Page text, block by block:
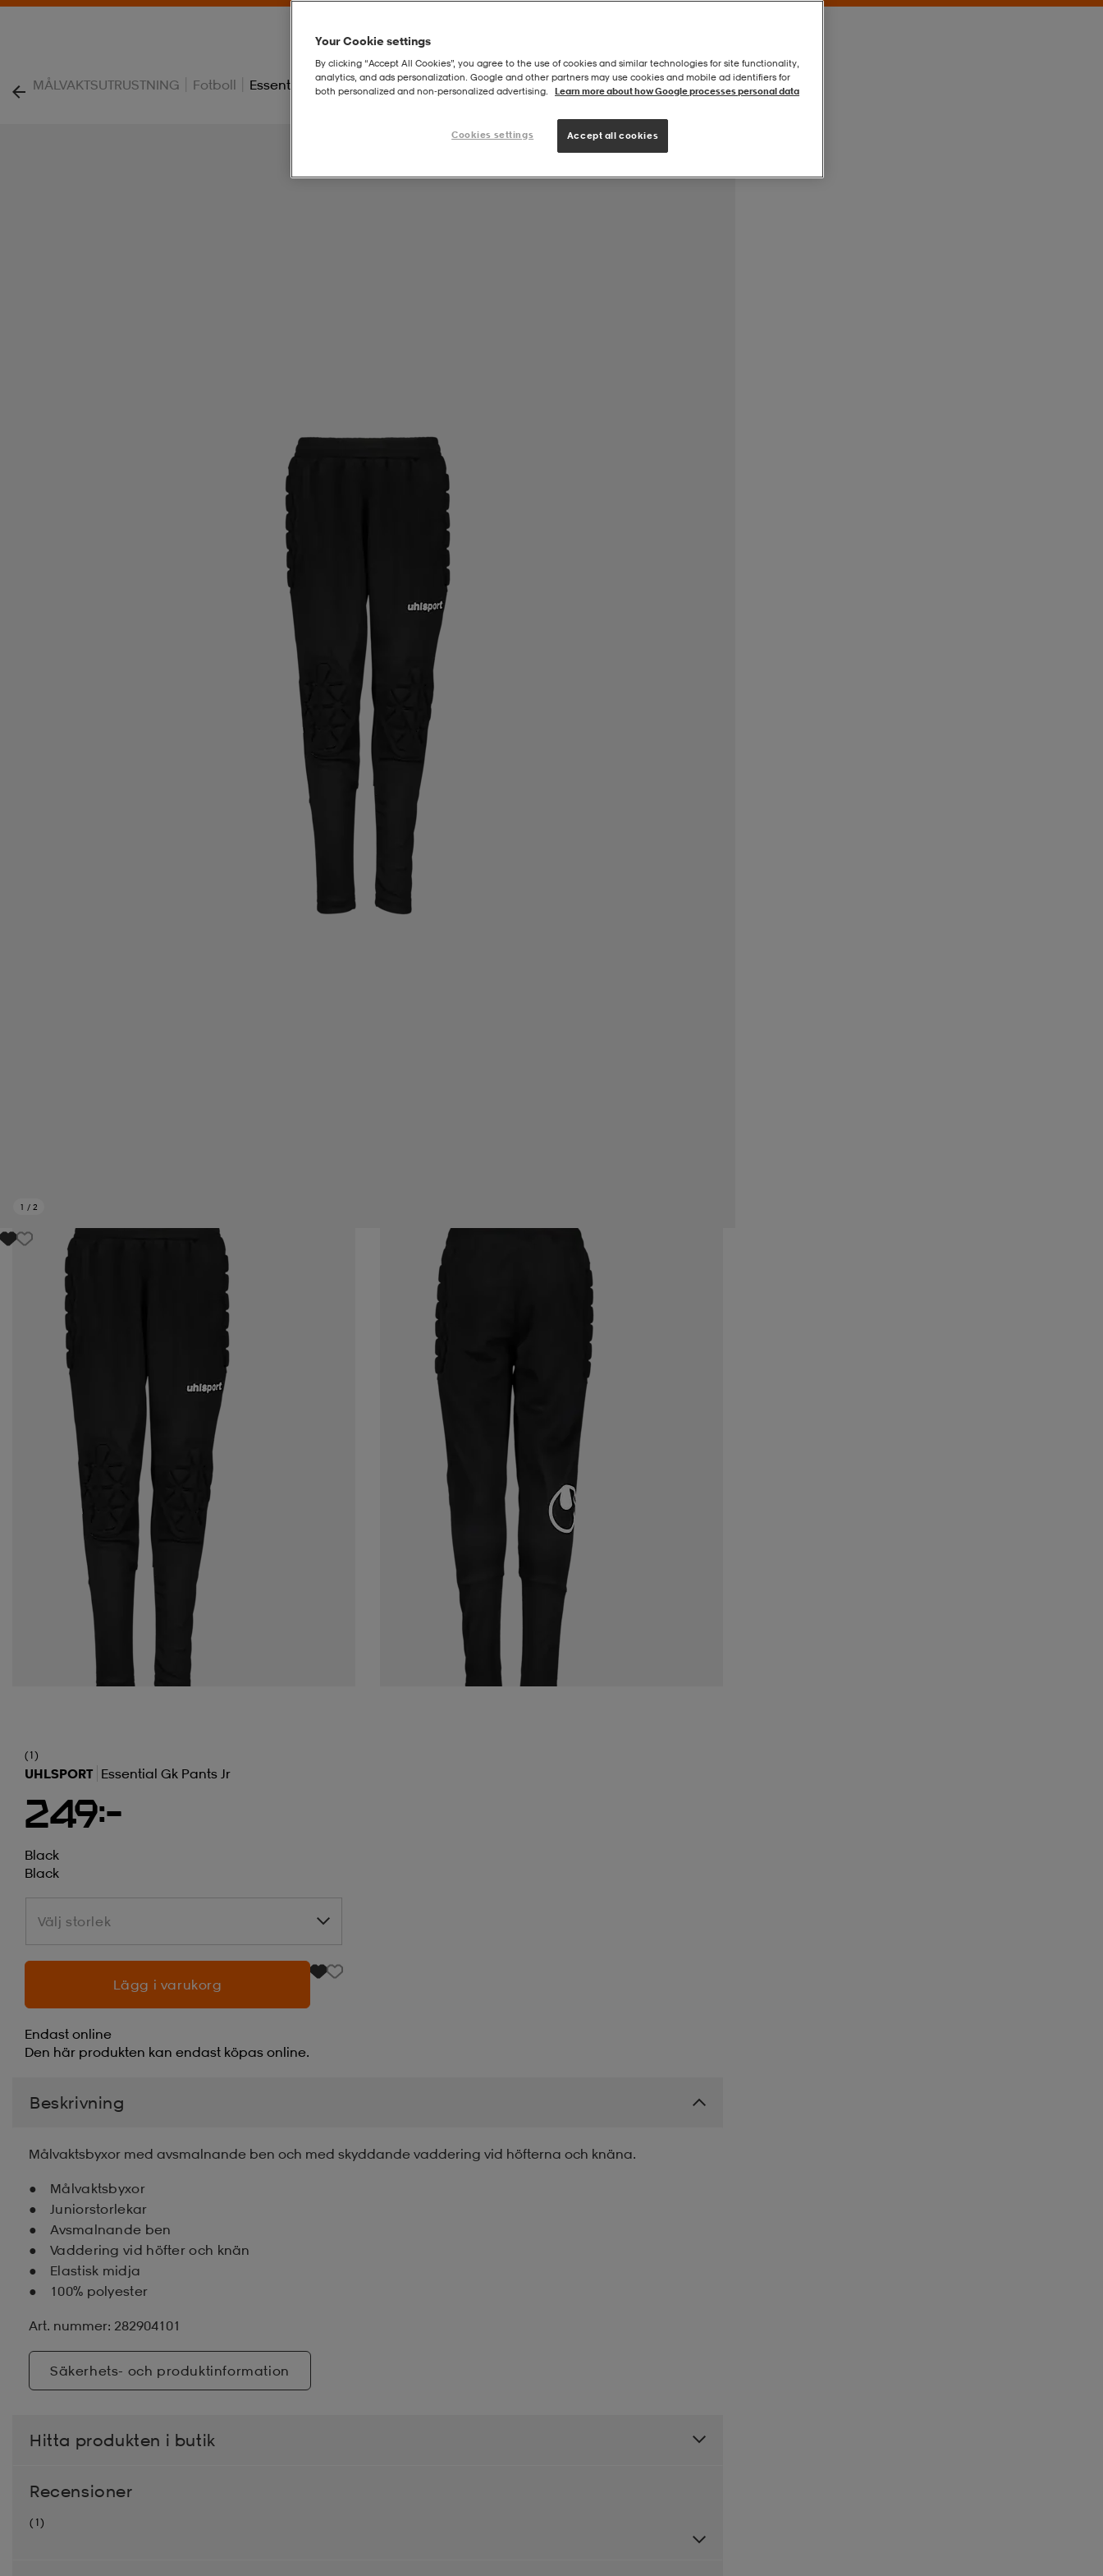
MÅLVAKTSUTRUSTNING | Fotboll | Essential Gk Pants Jr
1 / 2
(1)
UHLSPORT Essential Gk Pants Jr
249:-
Black
Black
Välj storlek
Välj storlek
Lägg i varukorg
Endast online
Den här produkten kan endast köpas online.
Beskrivning
Målvaktsbyxor med avsmalnande ben och med skyddande vaddering vid höfterna och knäna.
Målvaktsbyxor
Juniorstorlekar
Avsmalnande ben
Vaddering vid höfter och knän
Elastisk midja
100% polyester
Art. nummer: 282904101
Säkerhets- och produktinformation
Hitta produkten i butik
Recensioner
(1)
Your Cookie settings
By clicking “Accept All Cookies”, you agree to the use of cookies and similar technologies for site functionality,
analytics, and ads personalization. Google and other partners may use cookies and mobile ad identifiers for
both personalized and non‑personalized advertising.
Learn more about how Google processes personal data
Cookies settings Accept all cookies